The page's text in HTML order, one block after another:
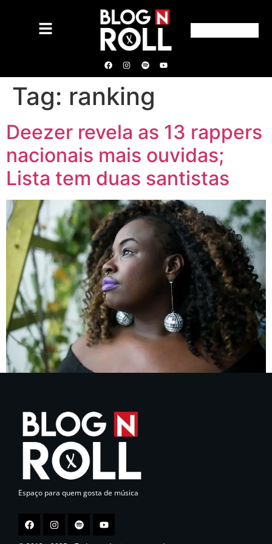
Tag: ranking
Deezer revela as 13 rappers
nacionais mais ouvidas;
Lista tem duas santistas
Espaço para quem gosta de música